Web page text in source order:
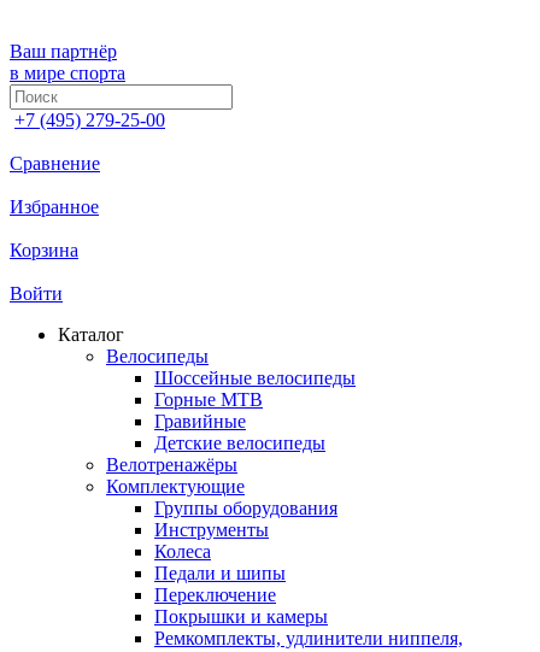
Ваш партнёр
в мире спорта
+7 (495) 279-25-00
Сравнение
Избранное
Корзина
Войти
Каталог
Велосипеды
Шоссейные велосипеды
Горные МTB
Гравийные
Детские велосипеды
Велотренажёры
Комплектующие
Группы оборудования
Инструменты
Колеса
Педали и шипы
Переключение
Покрышки и камеры
Ремкомплекты, удлинители ниппеля,